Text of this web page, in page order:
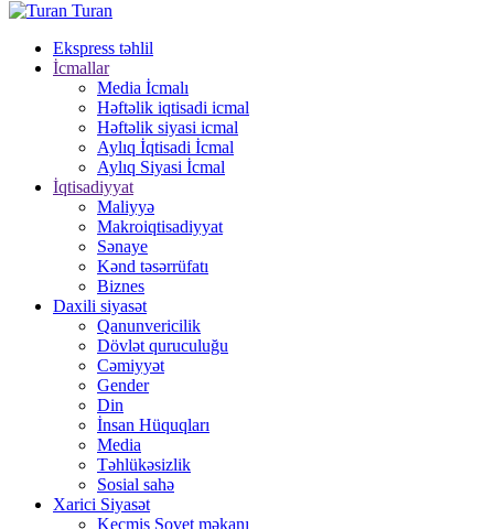
Turan
Ekspress təhlil
İcmallar
Media İcmalı
Həftəlik iqtisadi icmal
Həftəlik siyasi icmal
Aylıq İqtisadi İcmal
Aylıq Siyasi İcmal
İqtisadiyyat
Maliyyə
Makroiqtisadiyyat
Sənaye
Kənd təsərrüfatı
Biznes
Daxili siyasət
Qanunvericilik
Dövlət quruculuğu
Cəmiyyət
Gender
Din
İnsan Hüquqları
Media
Təhlükəsizlik
Sosial sahə
Xarici Siyasət
Keçmiş Sovet məkanı